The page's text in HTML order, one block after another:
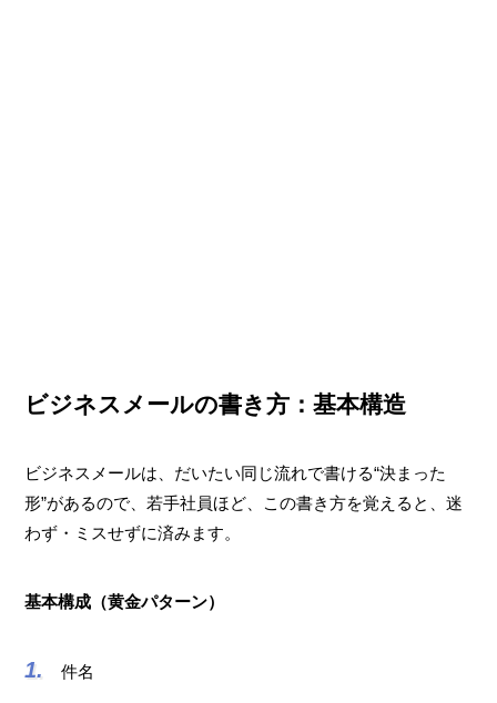
ビジネスメールの書き方：基本構造
ビジネスメールは、だいたい同じ流れで書ける“決まった
形”があるので、若手社員ほど、この書き方を覚えると、迷
わず・ミスせずに済みます。
基本構成（黄金パターン）
件名